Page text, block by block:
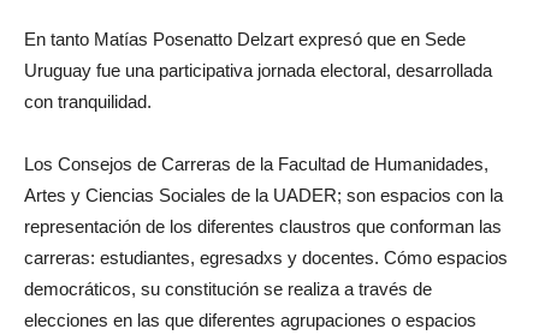
En tanto Matías Posenatto Delzart expresó que en Sede
Uruguay fue una participativa jornada electoral, desarrollada
con tranquilidad.
Los Consejos de Carreras de la Facultad de Humanidades,
Artes y Ciencias Sociales de la UADER; son espacios con la
representación de los diferentes claustros que conforman las
carreras: estudiantes, egresadxs y docentes. Cómo espacios
democráticos, su constitución se realiza a través de
elecciones en las que diferentes agrupaciones o espacios